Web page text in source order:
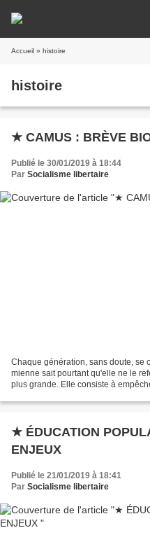
Accueil » histoire
histoire
★ CAMUS : BRÈVE
Publié le 30/01/2019 à 18:44
Par Socialisme libertaire
Chaque génération, sans doute, se
mienne sait pourtant qu'elle ne le
plus grande. Elle consiste à
★ ÉDUCATION
ENJEUX
Publié le 21/01/2019 à 18:41
Par Socialisme libertaire